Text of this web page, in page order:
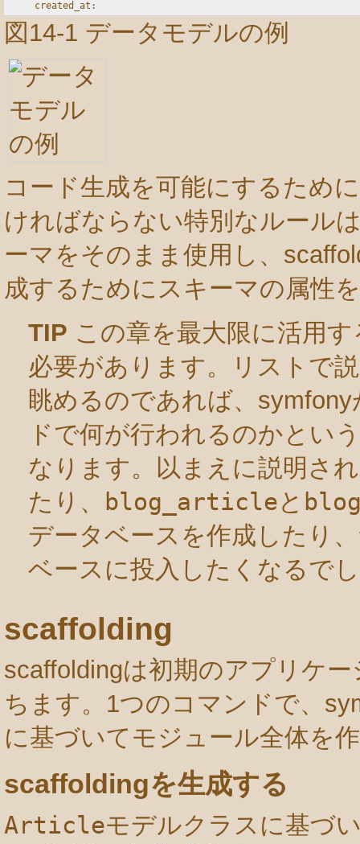
図14-1 データモデルの例
コード生成を可能にするため
ければならない特別なルール
ーマをそのまま使用し、
成するためにスキーマの属性
TIP この章を最大限に活用
必要があります。リストで
眺めるのであれば、
ドで何が行われるのかとい
なります。以まえに説明さ
たり、
blog_articleと
データベースを作成したり
ベースに投入したくなるで
scaffolding
scaffoldingは初期のアプリケ
ちます。1つのコマンドで、
に基づいてモジュール全体を
scaffoldingを生成する
Articleモデルクラスに基づ